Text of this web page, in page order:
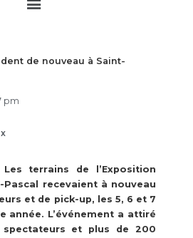
de nouveau à Saint-
pm
Les terrains de l’Exposition
recevaient à nouveau
et de pick-up, les 5, 6 et 7
année. L’événement a attiré
et plus de 200